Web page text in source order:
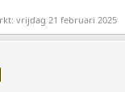
vrijdag 21 februari 2025